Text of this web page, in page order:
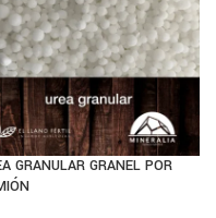
GRANULAR GRANEL POR